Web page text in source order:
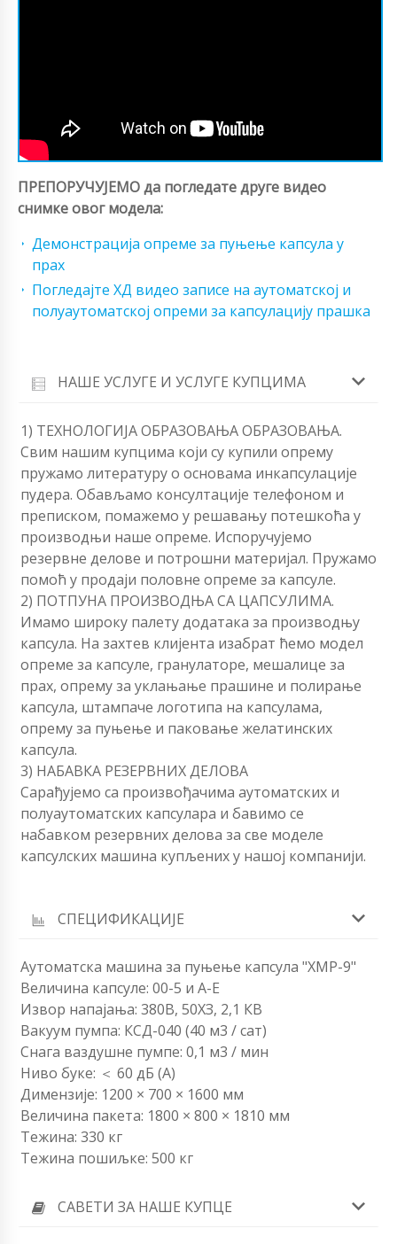
ПРЕПОРУЧУЈЕМО да погледате друге видео
снимке овог модела:
Демонстрација опреме за пуњење капсула у
прах
Погледајте ХД видео записе на аутоматској и
полуаутоматској опреми за капсулацију прашка
НАШЕ УСЛУГЕ И УСЛУГЕ КУПЦИМА
1) ТЕХНОЛОГИЈА ОБРАЗОВАЊА ОБРАЗОВАЊА.
Свим нашим купцима који су купили опрему
пружамо литературу о основама инкапсулације
пудера. Обављамо консултације телефоном и
преписком, помажемо у решавању потешкоћа у
производњи наше опреме. Испоручујемо
резервне делове и потрошни материјал. Пружамо
помоћ у продаји половне опреме за капсуле.
2) ПОТПУНА ПРОИЗВОДЊА СА ЦАПСУЛИМА.
Имамо широку палету додатака за производњу
капсула. На захтев клијента изабрат ћемо модел
опреме за капсуле, гранулаторе, мешалице за
прах, опрему за уклањање прашине и полирање
капсула, штампаче логотипа на капсулама,
опрему за пуњење и паковање желатинских
капсула.
3) НАБАВКА РЕЗЕРВНИХ ДЕЛОВА
Сарађујемо са произвођачима аутоматских и
полуаутоматских капсулара и бавимо се
набавком резервних делова за све моделе
капсулских машина купљених у нашој компанији.
СПЕЦИФИКАЦИЈЕ
Аутоматска машина за пуњење капсула "ХМР-9"
Величина капсуле: 00-5 и А-Е
Извор напајања: 380В, 50ХЗ, 2,1 КВ
Вакуум пумпа: КСД-040 (40 м3 / сат)
Снага ваздушне пумпе: 0,1 м3 / мин
Ниво буке: ＜ 60 дБ (А)
Димензије: 1200 × 700 × 1600 мм
Величина пакета: 1800 × 800 × 1810 мм
Тежина: 330 кг
Тежина пошиљке: 500 кг
САВЕТИ ЗА НАШЕ КУПЦЕ